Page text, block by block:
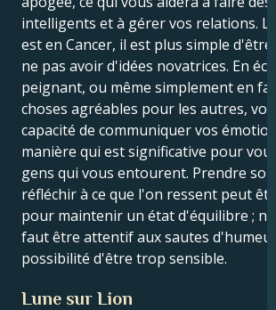
intelligents et à gérer vos relations.
est en Cancer, il est plus simple d'être
ne pas avoir d'idées novatrices. En
peignant, ou même simplement en
choses agréables pour les autres,
capacité de communiquer vos
manière qui est significative pour
gens qui vous entourent. Prendre soin
réfléchir à ce que l'on ressent peut
pour maintenir un état d'équilibre ;
faut être attentif aux sautes d'humeur
possibilité d'être trop sensible.
Lune sur Lion